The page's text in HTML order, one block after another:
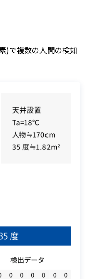
)で複数の人間の検知